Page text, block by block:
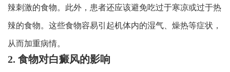
辣刺激的食物。此外，患者还应该避免吃过于寒凉或过于热
辣的食物。这些食物容易引起机体内的湿气、燥热等症状，
从而加重病情。
2. 食物对白癜风的影响